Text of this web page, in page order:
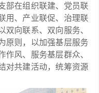
部在组织联建、党员联
用、产业联促、治理联
双向联系、双向服务、
原则，以加强基层服务
作风、服务基层群众、
对共建活动，统筹资源